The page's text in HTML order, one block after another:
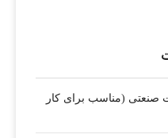
وات صنعتی (مناسب برای کار